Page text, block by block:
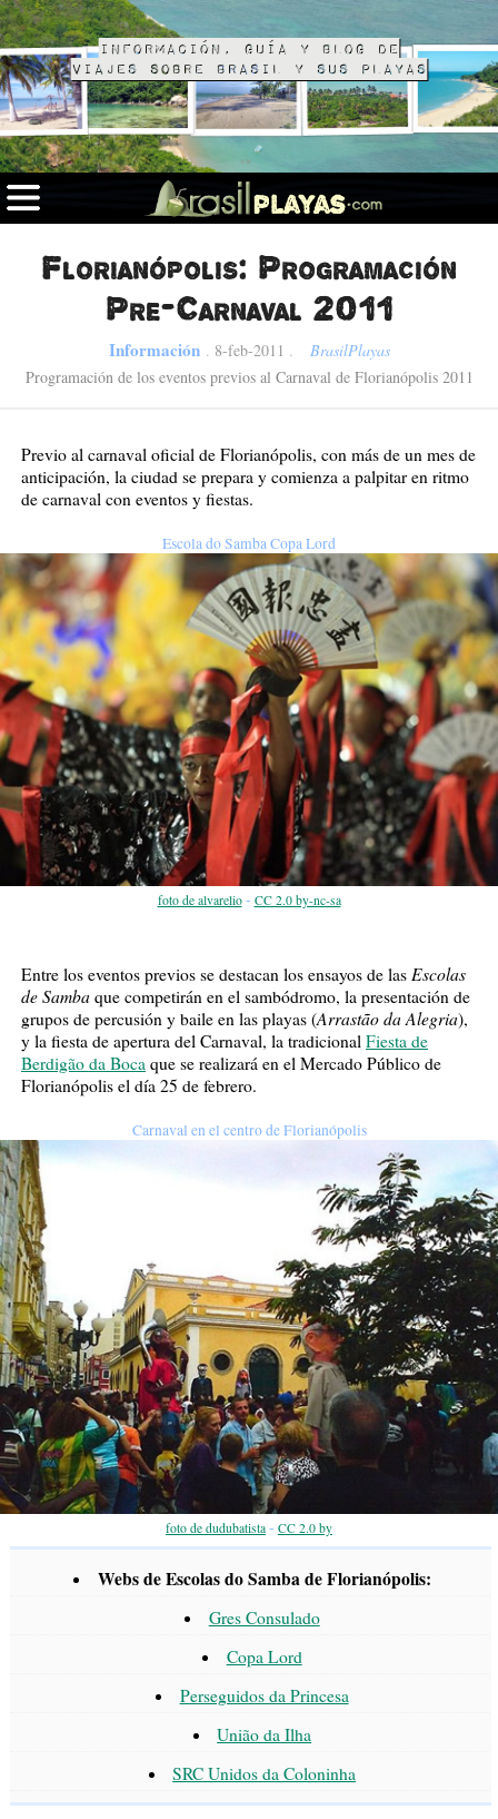
Información, guía y blog de
viajes sobre Brasil y sus playas
Florianópolis: Programación
Pre-Carnaval 2011
Información . 8-feb-2011 .
BrasilPlayas
Programación de los eventos previos al Carnaval de Florianópolis 2011
Previo al carnaval oficial de Florianópolis, con más de un mes de
anticipación, la ciudad se prepara y comienza a palpitar en ritmo
de carnaval con eventos y fiestas.
Escola do Samba Copa Lord
foto de alvarelio- CC 2.0 by-nc-sa
Entre los eventos previos se destacan los ensayos de las Escolas
de Sambaque competirán en el sambódromo, la presentación de
grupos de percusión y baile en las playas (Arrastão da Alegria),
y la fiesta de apertura del Carnaval, la tradicional Fiesta de
Berdigão da Boca que se realizará en el Mercado Público de
Florianópolis el día 25 de febrero.
Carnaval en el centro de Florianópolis
foto de dudubatista - CC 2.0 by
Webs de Escolas do Samba de Florianópolis:
Gres Consulado
Copa Lord
Perseguidos da Princesa
União da Ilha
SRC Unidos da Coloninha